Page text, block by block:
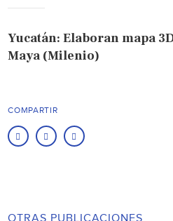
Yucatán: Elaboran mapa
Maya (Milenio)
COMPARTIR